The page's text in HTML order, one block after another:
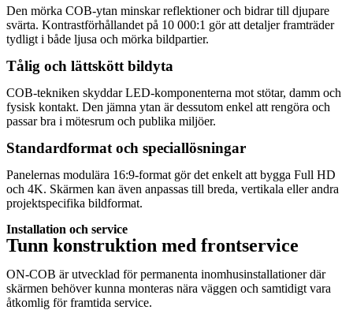
Den mörka COB-ytan minskar reflektioner och bidrar till djupare
svärta. Kontrastförhållandet på 10 000:1 gör att detaljer framträder
tydligt i både ljusa och mörka bildpartier.
Tålig och lättskött bildyta
COB-tekniken skyddar LED-komponenterna mot stötar, damm och
fysisk kontakt. Den jämna ytan är dessutom enkel att rengöra och
passar bra i mötesrum och publika miljöer.
Standardformat och speciallösningar
Panelernas modulära 16:9-format gör det enkelt att bygga Full HD
och 4K. Skärmen kan även anpassas till breda, vertikala eller andra
projektspecifika bildformat.
Installation och service
Tunn konstruktion med frontservice
ON-COB är utvecklad för permanenta inomhusinstallationer där
skärmen behöver kunna monteras nära väggen och samtidigt vara
åtkomlig för framtida service.